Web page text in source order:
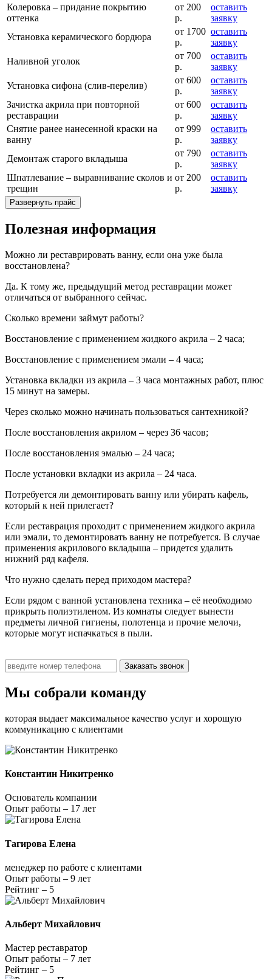
Колеровка – придание покрытию
оттенка
от 200
р.
оставить
заявку
Установка керамического бордюра
от 1700
р.
оставить
заявку
Наливной уголок
от 700
р.
оставить
заявку
Установка сифона (слив-перелив)
от 600
р.
оставить
заявку
Зачистка акрила при повторной
реставрации
от 600
р.
оставить
заявку
Снятие ранее нанесенной краски на
ванну
от 999
р.
оставить
заявку
Демонтаж старого вкладыша
от 790
р.
оставить
заявку
Шпатлевание – выравнивание сколов и
трещин
от 200
р.
оставить
заявку
Развернуть прайс
Полезная информация
Можно ли реставрировать ванну, если она уже была
восстановлена?
Да. К тому же, предыдущий метод реставрации может
отличаться от выбранного сейчас.
Сколько времени займут работы?
Восстановление с применением жидкого акрила – 2 часа;
Восстановление с применением эмали – 4 часа;
Установка вкладки из акрила – 3 часа монтажных работ, плюс
15 минут на замеры.
Через сколько можно начинать пользоваться сантехникой?
После восстановления акрилом – через 36 часов;
После восстановления эмалью – 24 часа;
После установки вкладки из акрила – 24 часа.
Потребуется ли демонтировать ванну или убирать кафель,
который к ней прилегает?
Если реставрация проходит с применением жидкого акрила
или эмали, то демонтировать ванну не потребуется. В случае
применения акрилового вкладыша – придется удалить
нижний ряд кафеля.
Что нужно сделать перед приходом мастера?
Если рядом с ванной установлена техника – её необходимо
прикрыть полиэтиленом. Из комнаты следует вынести
предметы личной гигиены, полотенца и прочие мелочи,
которые могут испачкаться в пыли.
Заказать звонок
Мы собрали команду
которая выдает максимальное качество услуг и хорошую
коммуникацию с клиентами
Константин Никитренко
Основатель компании
Опыт работы – 17 лет
Тагирова Елена
менеджер по работе с клиентами
Опыт работы – 9 лет
Рейтинг – 5
Альберт Михайлович
Мастер реставратор
Опыт работы – 7 лет
Рейтинг – 5